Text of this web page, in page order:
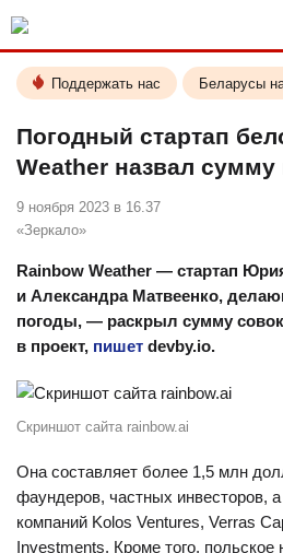
Поддержать нас Беларусы
Погодный стартап
Weather назвал сумму
9 ноября 2023 в 16.37
«Зеркало»
Rainbow Weather — стартап
и Александра Матвеенко,
погоды, — раскрыл сумму
в проект, пишет devby.io.
Скриншот сайта rainbow.ai
Она составляет более 1,5 млн
фаундеров, частных инвесторов,
компаний Kolos Ventures, Verras
Investments. Кроме того, польское